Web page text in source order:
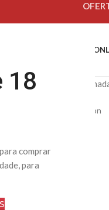
18
comprar
para
LOJA
experiências
Strap-on